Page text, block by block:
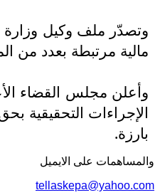
وتصدّر ملف وكيل وزارة
مالية مرتبطة بعدد من
الإجراءات التحقيقية
بارزة.
والمساهمات علی الایمیل
tellaskepa@yahoo.com